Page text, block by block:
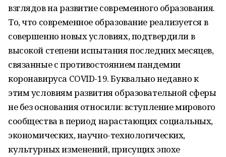
взглядов на развитие современного образования.
То, что современное образование реализуется в
совершенно новых условиях, подтвердили в
высокой степени испытания последних месяцев,
связанные с противостоянием пандемии
коронавируса COVID-19. Буквально недавно к
этим условиям развития образовательной сферы
не без основания относили: вступление мирового
сообщества в период нарастающих социальных,
экономических, научно-технологических,
культурных изменений, присущих эпохе